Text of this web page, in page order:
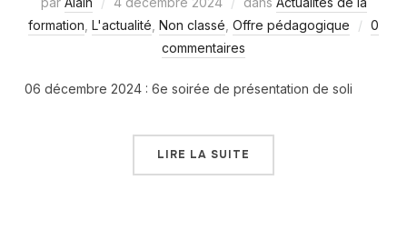
formation L'actualité Non classé Offre pédagogique
0
commentaires
06 décembre 2024 : 6e soirée de présentation de soli
LIRE LA SUITE